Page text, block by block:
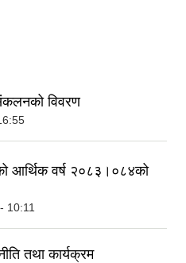
विवरण
आर्थिक वर्ष २०८३।०८४को
10:11
तथा कार्यक्रम